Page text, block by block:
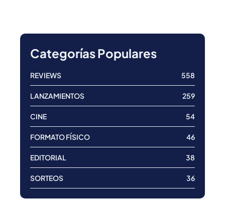
Categorías Populares
REVIEWS 558
LANZAMIENTOS 259
CINE 54
FORMATO FÍSICO 46
EDITORIAL 38
SORTEOS 36